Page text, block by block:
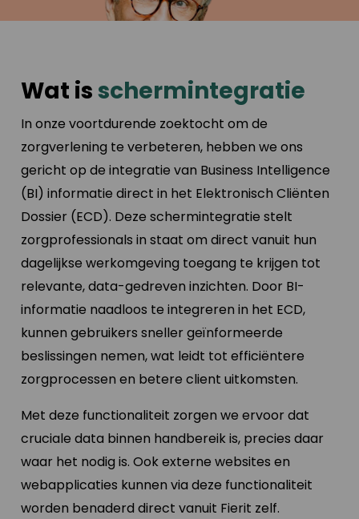
Wat isschermintegratie
In onze voortdurende zoektocht om de
zorgverlening te verbeteren, hebben we ons
gericht op de integratie van Business Intelligence
(BI) informatie direct in het Elektronisch Cliënten
Dossier (ECD). Deze schermintegratie stelt
zorgprofessionals in staat om direct vanuit hun
dagelijkse werkomgeving toegang te krijgen tot
relevante, data-gedreven inzichten. Door BI-
informatie naadloos te integreren in het ECD,
kunnen gebruikers sneller geïnformeerde
beslissingen nemen, wat leidt tot efficiëntere
zorgprocessen en betere client uitkomsten.
Met deze functionaliteit zorgen we ervoor dat
cruciale data binnen handbereik is, precies daar
waar het nodig is. Ook externe websites en
webapplicaties kunnen via deze functionaliteit
worden benaderd direct vanuit Fierit zelf.